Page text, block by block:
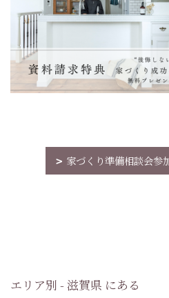
家づくり準備相談会参
エリア別 - 滋賀県 にある